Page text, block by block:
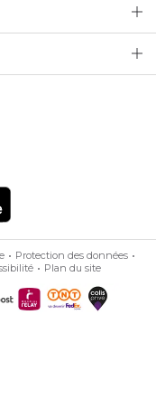
Protection des données
Plan du site